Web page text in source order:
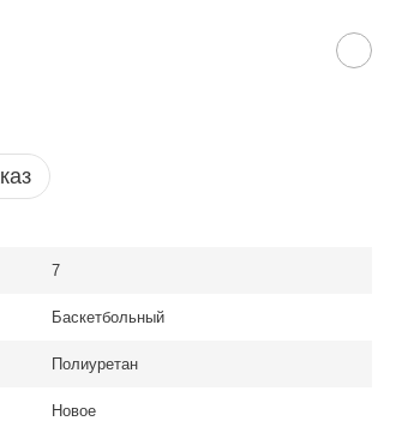
7
Баскетбольный
Полиуретан
Новое